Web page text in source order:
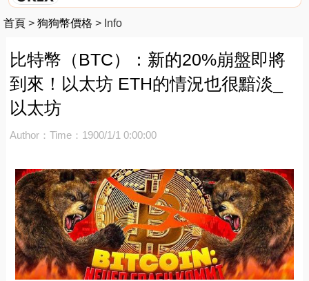
首頁 > 狗狗幣價格 > Info
比特幣（BTC）：新的20%崩盤即將
到來！以太坊 ETH的情況也很黯淡_
以太坊
Author： Time：1900/1/1 0:00:00